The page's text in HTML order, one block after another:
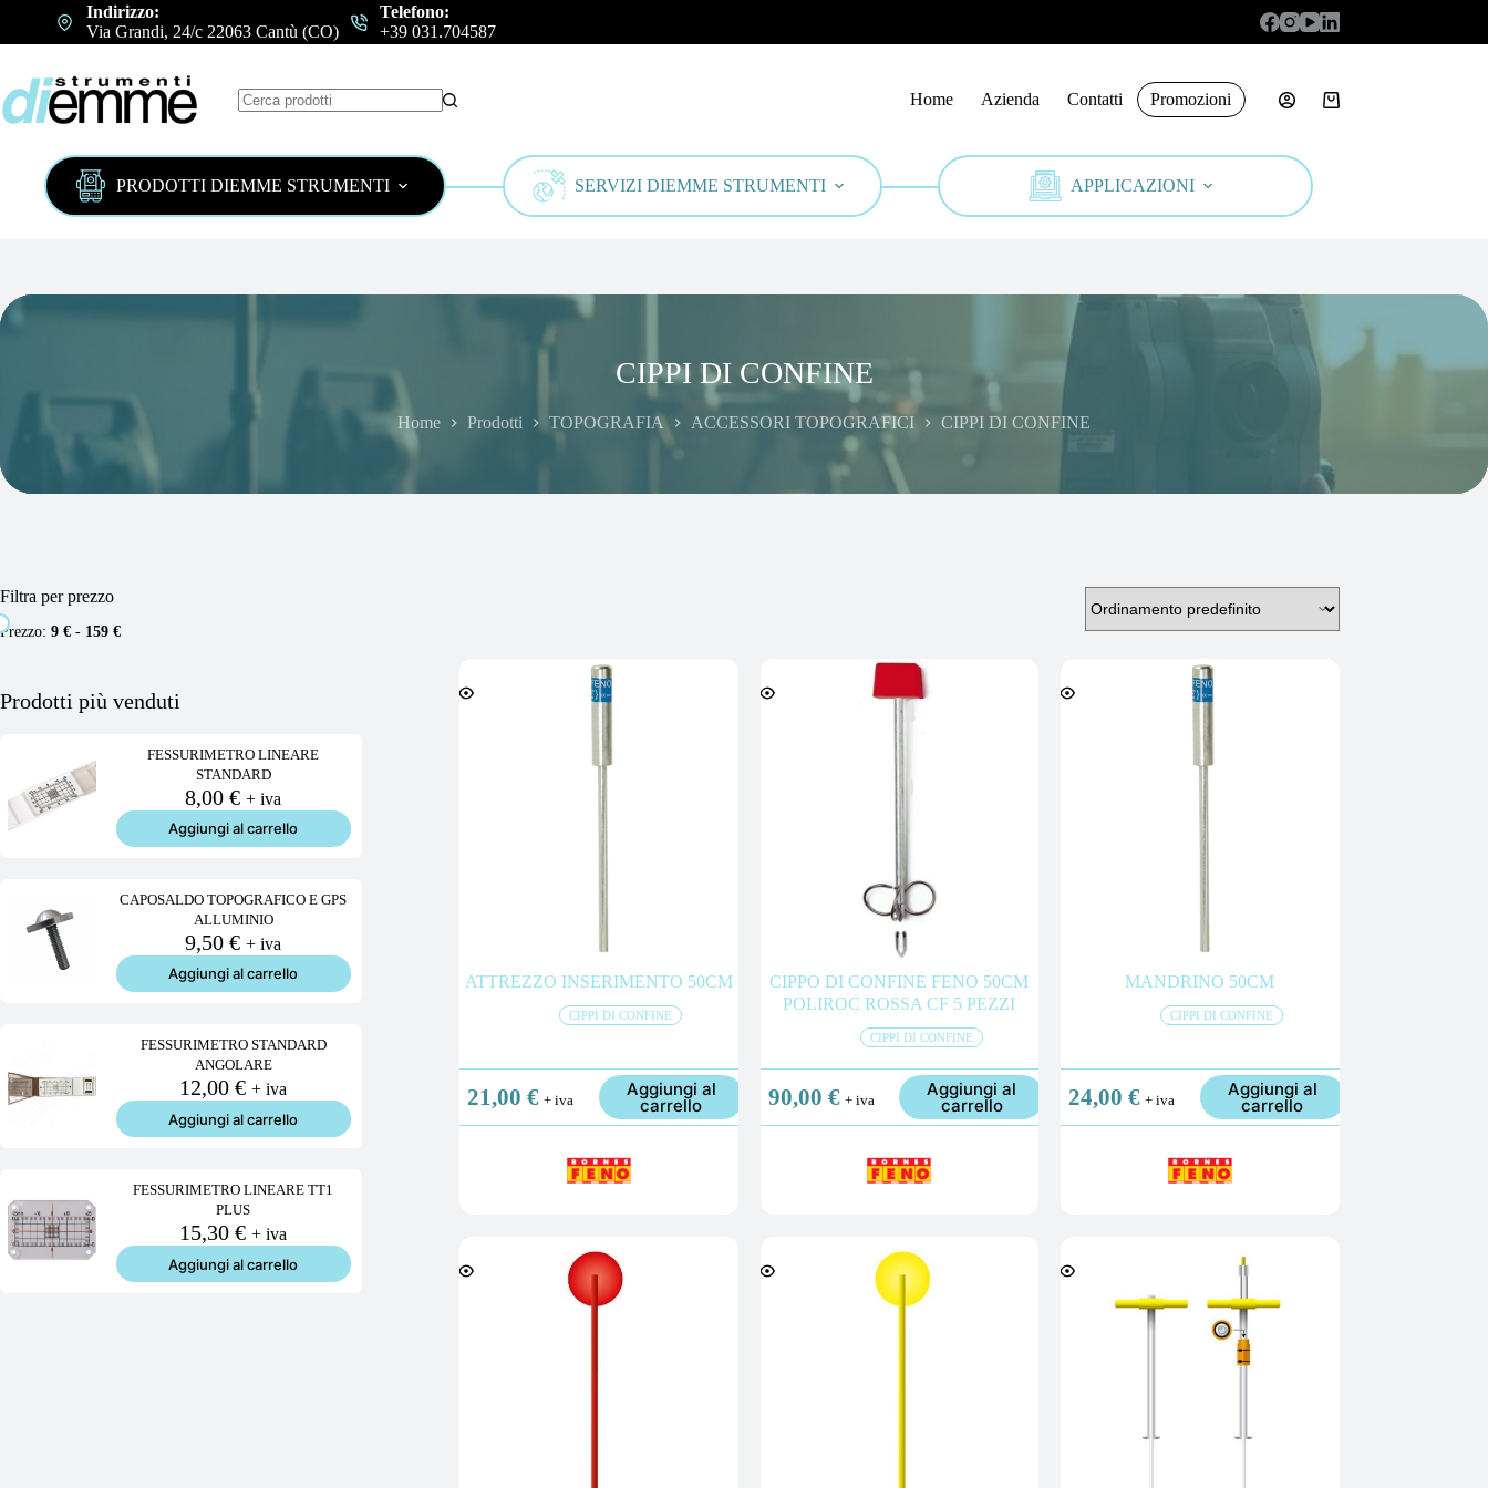
contenuto
Indirizzo:
Via Grandi, 24/c 22063 Cantù (CO)
Telefono:
+39 031.704587
Home Azienda Contatti Promozioni Carrello
PRODOTTI DIEMME STRUMENTI SERVIZI DIEMME STRUMENTI APPLICAZIONI
CIPPI DI CONFINE
Home Prodotti TOPOGRAFIA ACCESSORI TOPOGRAFICI CIPPI DI CONFINE
ATTREZZO INSERIMENTO 50CM
CIPPI DI CONFINE
21,00€ + iva
Aggiungi al
carrello
CIPPO DI CONFINE FENO 50CM
POLIROC ROSSA CF 5 PEZZI
CIPPI DI CONFINE
90,00 € + iva
Aggiungi al
carrello
MANDRINO 50CM
CIPPI DI CONFINE
24,00€ + iva
Aggiungi al
carrello
Filtra per prezzo
Prezzo: 9 € - 159 €
Prodotti più venduti
FESSURIMETRO LINEARE
STANDARD
8,00€ + iva
Aggiungi al carrello
CAPOSALDO TOPOGRAFICO E GPS
ALLUMINIO
9,50€ + iva
Aggiungi al carrello
FESSURIMETRO STANDARD
ANGOLARE
12,00€ + iva
Aggiungi al carrello
FESSURIMETRO LINEARE TT1
PLUS
15,30€ + iva
Aggiungi al carrello